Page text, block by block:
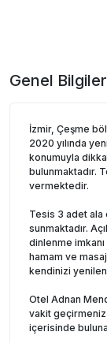
Genel Bilgiler
İzmir, Çeşme
2020 yılında
konumuyla
bulunmaktadır.
vermektedir.
Tesis 3 adet
sunmaktadır.
dinlenme
hamam ve
kendinizi
Otel Adnan
vakit geçirmeniz
içerisinde